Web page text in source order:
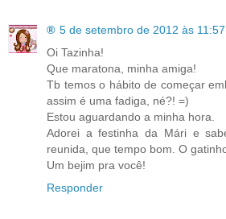
® 5 de setembro de 2012 às 11:57
Oi Tazinha!
Que maratona, minha amiga!
Tb temos o hábito de começar
assim é uma fadiga, né?! =)
Estou aguardando a minha hora.
Adorei a festinha da Mári e
reunida, que tempo bom. O
Um bejim pra você!
Responder